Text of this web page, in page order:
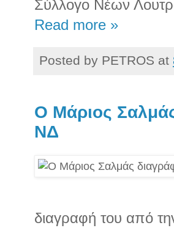
Σύλλογο Νέων
Read more »
Posted by PETROS at
Ο Μάριος
ΝΔ
διαγραφή του από